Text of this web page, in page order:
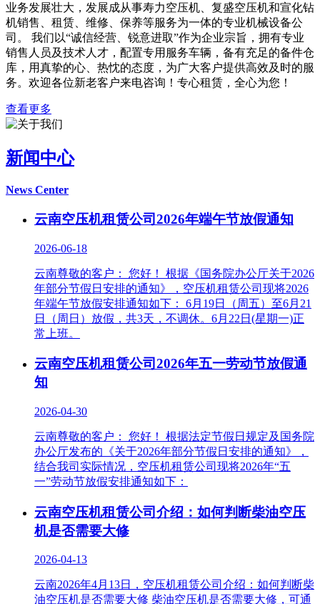
业务发展壮大，发展成从事寿力空压机、复盛空压机和宣化钻
机销售、租赁、维修、保养等服务为一体的专业机械设备公
司。 我们以“诚信经营、锐意进取”作为企业宗旨，拥有专业
销售人员及技术人才，配置专用服务车辆，备有充足的备件仓
库，用真挚的心、热忱的态度，为广大客户提供高效及时的服
务。欢迎各位新老客户来电咨询！专心租赁，全心为您！
查看更多
新闻中心
News Center
云南空压机租赁公司2026年端午节放假通知
2026-06-18
云南尊敬的客户： 您好！ 根据《国务院办公厅关于2026
年部分节假日安排的通知》，空压机租赁公司现将2026
年端午节放假安排通知如下： 6月19日（周五）至6月21
日（周日）放假，共3天，不调休。6月22日(星期一)正
常上班。
云南空压机租赁公司2026年五一劳动节放假通
知
2026-04-30
云南尊敬的客户： 您好！ 根据法定节假日规定及国务院
办公厅发布的《关于2026年部分节假日安排的通知》，
结合我司实际情况，空压机租赁公司现将2026年“五
一”劳动节放假安排通知如下：
云南空压机租赁公司介绍：如何判断柴油空压
机是否需要大修
2026-04-13
云南2026年4月13日，空压机租赁公司介绍：如何判断柴
油空压机是否需要大修 柴油空压机是否需要大修，可通